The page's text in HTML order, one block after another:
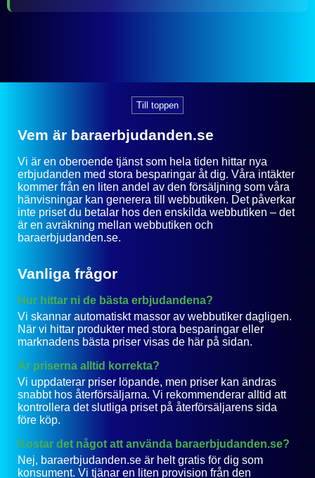
Till toppen
Vem är baraerbjudanden.se
Vi är en oberoende tjänst som hela tiden hittar nya
erbjudanden med stora besparingar åt dig. Våra intäkter
kommer från en liten andel av den försäljning som våra
hänvisningar kan generera till webbutiken. Det påverkar
inte priset du betalar hos den enskilda webbutiken – det
är en avräkning mellan webbutiken och
baraerbjudanden.se.
Vanliga frågor
Hur hittar ni de bästa erbjudandena?
Vi skannar automatiskt massor av webbutiker dagligen.
När vi hittar produkter med stora besparingar eller
marknadens bästa priser visas de här på sidan.
Är priserna alltid korrekta?
Vi uppdaterar priser löpande, men priser kan ändras
snabbt hos återförsäljarna. Vi rekommenderar alltid att
kontrollera det slutliga priset på återförsäljarens sida
före köp.
Kostar det något att använda baraerbjudanden.se?
Nej, baraerbjudanden.se är helt gratis för dig som
konsument. Vi tjänar en liten provision från den